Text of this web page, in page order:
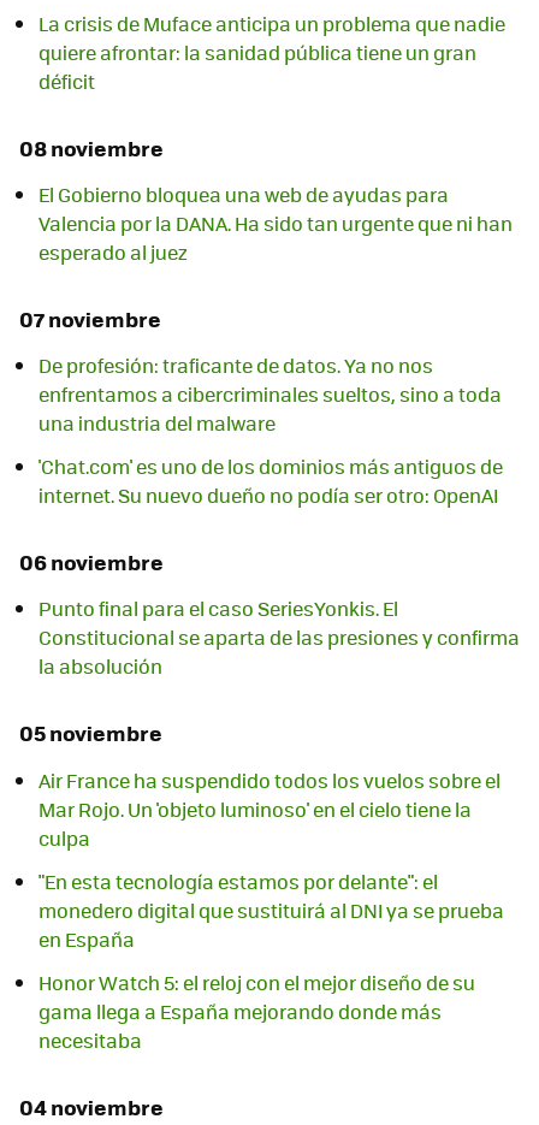
La crisis de Muface anticipa un problema que nadie
quiere afrontar: la sanidad pública tiene un gran
déficit
08 noviembre
El Gobierno bloquea una web de ayudas para
Valencia por la DANA. Ha sido tan urgente que ni han
esperado al juez
07 noviembre
De profesión: traficante de datos. Ya no nos
enfrentamos a cibercriminales sueltos, sino a toda
una industria del malware
'Chat.com' es uno de los dominios más antiguos de
internet. Su nuevo dueño no podía ser otro: OpenAI
06 noviembre
Punto final para el caso SeriesYonkis. El
Constitucional se aparta de las presiones y confirma
la absolución
05 noviembre
Air France ha suspendido todos los vuelos sobre el
Mar Rojo. Un 'objeto luminoso' en el cielo tiene la
culpa
"En esta tecnología estamos por delante": el
monedero digital que sustituirá al DNI ya se prueba
en España
Honor Watch 5: el reloj con el mejor diseño de su
gama llega a España mejorando donde más
necesitaba
04 noviembre